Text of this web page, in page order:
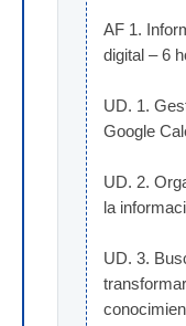
AF 1.
digital – 6
UD. 1.
Google
UD. 2.
la
UD. 3.